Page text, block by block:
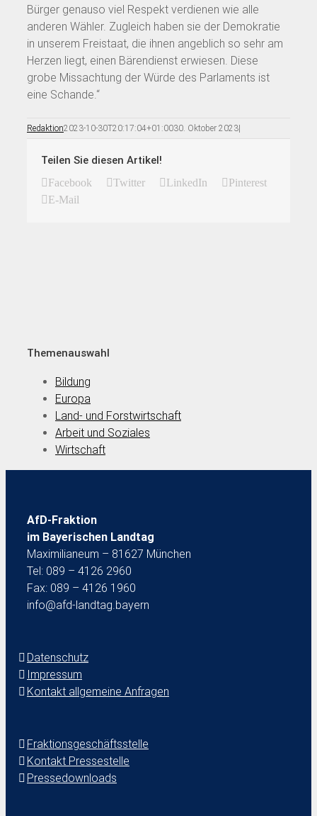
Bürger genauso viel Respekt verdienen wie alle
anderen Wähler. Zugleich haben sie der Demokratie
in unserem Freistaat, die ihnen angeblich so sehr am
Herzen liegt, einen Bärendienst erwiesen. Diese
grobe Missachtung der Würde des Parlaments ist
eine Schande.“
Redaktion2023-10-30T20:17:04+01:0030. Oktober 2023|
Teilen Sie diesen Artikel!
Facebook Twitter LinkedIn
Pinterest
E-Mail
Themenauswahl
Bildung
Europa
Land- und Forstwirtschaft
Arbeit und Soziales
Wirtschaft
AfD-Fraktion
im Bayerischen Landtag
Maximilianeum – 81627 München
Tel: 089 – 4126 2960
Fax: 089 – 4126 1960
info@afd-landtag.bayern
Datenschutz
Impressum
Kontakt allgemeine Anfragen
Fraktionsgeschäftsstelle
Kontakt Pressestelle
Pressedownloads